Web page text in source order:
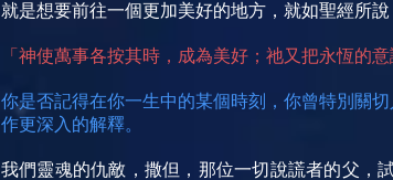
就是想要前往一個更加美好的地方，就如聖經所說
「神使萬事各按其時，成為美好；祂又把永恆的
你是否記得在你一生中的某個時刻，你曾特別關
作更深入的解釋。
我們靈魂的仇敵，撒但，那位一切說謊者的父，